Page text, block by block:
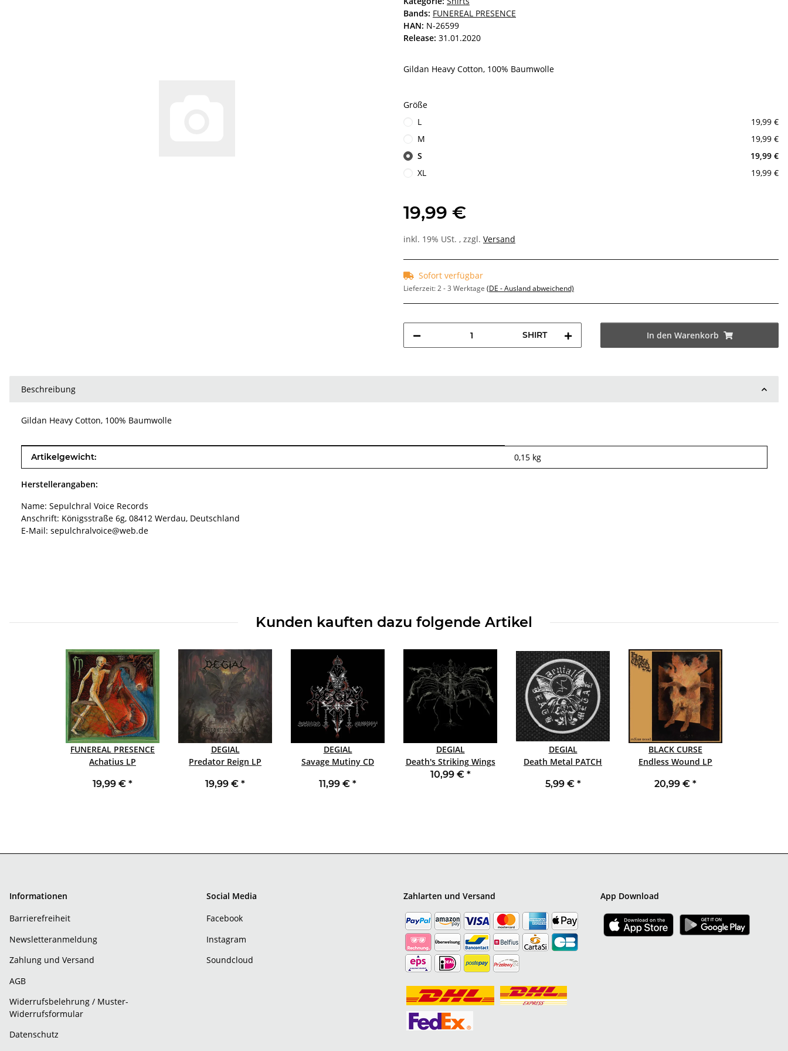
Bands: FUNEREAL PRESENCE
HAN: N-26599
Release: 31.01.2020
Gildan Heavy Cotton, 100% Baumwolle
Größe
L
19,99 €
M
19,99 €
S
19,99 €
XL
19,99 €
19,99 €
inkl. 19% USt. , zzgl. Versand
Sofort verfügbar
Lieferzeit:2 - 3 Werktage (DE - Ausland abweichend)
SHIRT In den Warenkorb
Beschreibung
Gildan Heavy Cotton, 100% Baumwolle
Produkteigenschaft
Wert
Artikelgewicht: 0,15 kg
Herstellerangaben:
Name: Sepulchral Voice Records
Anschrift: Königsstraße 6g, 08412 Werdau, Deutschland
E-Mail: sepulchralvoice@web.de
Kunden kauften dazu folgende Artikel
FUNEREAL PRESENCE
Achatius LP
19,99 € *
DEGIAL
Predator Reign LP
19,99 € *
DEGIAL
Savage Mutiny CD
11,99 € *
DEGIAL
Death's Striking Wings
CD
10,99 € *
DEGIAL
Death Metal PATCH
5,99 € *
BLACK CURSE
Endless Wound LP
20,99 € *
Informationen
Barrierefreiheit
Newsletteranmeldung
Zahlung und Versand
AGB
Widerrufsbelehrung / Muster-
Widerrufsformular
Datenschutz
Social Media
Facebook
Instagram
Soundcloud
Zahlarten und Versand App Download